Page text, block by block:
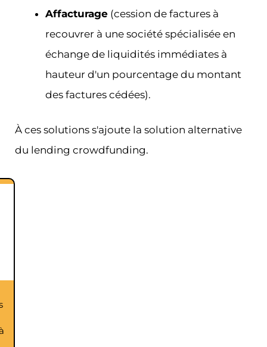
Affacturage (cession de factures à
recouvrer à une société spécialisée en
échange de liquidités immédiates à
hauteur d'un pourcentage du montant
des factures cédées).
À ces solutions s'ajoute la solution alternative
du lending crowdfunding.